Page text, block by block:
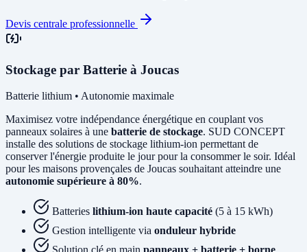
Devis centrale professionnelle
Stockage par Batterie à Joucas
Batterie lithium • Autonomie maximale
Maximisez votre indépendance énergétique en couplant vos
panneaux solaires à une batterie de stockage. SUD CONCEPT
installe des solutions de stockage lithium-ion permettant de
conserver l'énergie produite le jour pour la consommer le soir. Idéal
pour les maisons provençales de Joucas souhaitant atteindre une
autonomie supérieure à 80%.
Batteries lithium-ion haute capacité (5 à 15 kWh)
Gestion intelligente via onduleur hybride